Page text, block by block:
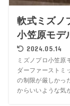
軟式ミズノ
小笠原モデ
2024.05.14
ミズノプロ小笠原
ダーファーストミ
の制限が厳しかっ
からいいような気